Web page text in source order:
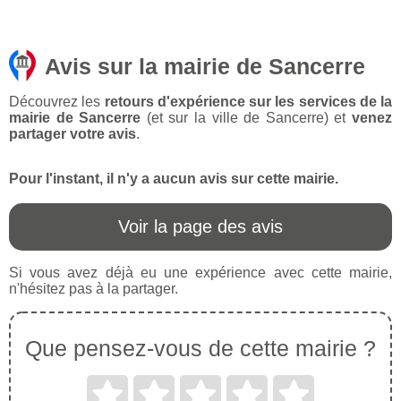
Avis sur la mairie de Sancerre
Découvrez les retours d'expérience sur les services de la
mairie de Sancerre (et sur la ville de Sancerre) etvenez
partager votre avis.
Pour l'instant, il n'y a aucun avis sur cette mairie.
Voir la page des avis
Si vous avez déjà eu une expérience avec cette mairie,
n'hésitez pas à la partager.
Que pensez-vous de cette mairie ?